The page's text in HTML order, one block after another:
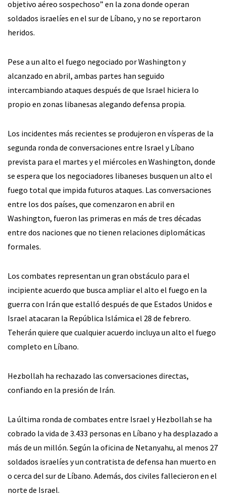
objetivo aéreo sospechoso” en la zona donde operan
soldados israelíes en el sur de Líbano, y no se reportaron
heridos.
Pese a un alto el fuego negociado por Washington y
alcanzado en abril, ambas partes han seguido
intercambiando ataques después de que Israel hiciera lo
propio en zonas libanesas alegando defensa propia.
Los incidentes más recientes se produjeron en vísperas de la
segunda ronda de conversaciones entre Israel y Líbano
prevista para el martes y el miércoles en Washington, donde
se espera que los negociadores libaneses busquen un alto el
fuego total que impida futuros ataques. Las conversaciones
entre los dos países, que comenzaron en abril en
Washington, fueron las primeras en más de tres décadas
entre dos naciones que no tienen relaciones diplomáticas
formales.
Los combates representan un gran obstáculo para el
incipiente acuerdo que busca ampliar el alto el fuego en la
guerra con Irán que estalló después de que Estados Unidos e
Israel atacaran la República Islámica el 28 de febrero.
Teherán quiere que cualquier acuerdo incluya un alto el fuego
completo en Líbano.
Hezbollah ha rechazado las conversaciones directas,
confiando en la presión de Irán.
La última ronda de combates entre Israel y Hezbollah se ha
cobrado la vida de 3.433 personas en Líbano y ha desplazado a
más de un millón. Según la oficina de Netanyahu, al menos 27
soldados israelíes y un contratista de defensa han muerto en
o cerca del sur de Líbano. Además, dos civiles fallecieron en el
norte de Israel.